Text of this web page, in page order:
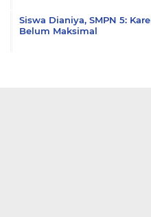
Siswa Dianiya, SMPN 5:
Belum Maksimal